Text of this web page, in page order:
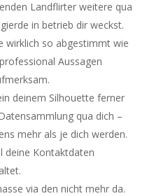
Landflirter weitere qua
in betrieb dir weckst.
wirklich so abgestimmt wie
Aussagen
deinem Silhouette ferner
qua dich –
mehr als je dich werden.
deine Kontaktdaten
via den nicht mehr da.